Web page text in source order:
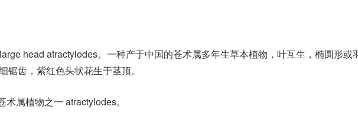
head atractylodes。一种产于中国的苍术属多年生草本植物，叶互生，椭圆形或
锯齿，紫红色头状花生于茎顶。
术属植物之一 atractylodes。